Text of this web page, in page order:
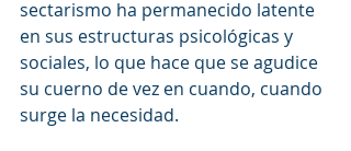
sectarismo ha permanecido latente
en sus estructuras psicológicas y
sociales, lo que hace que se agudice
su cuerno de vez en cuando, cuando
surge la necesidad.